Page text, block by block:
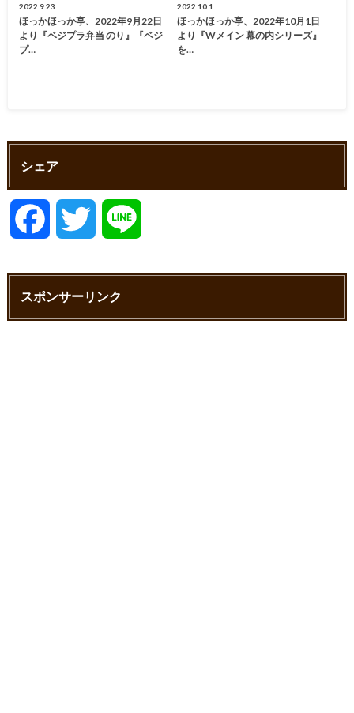
2022.9.23
ほっかほっか亭、2022年9月22日
より『ベジプラ弁当 のり』『ベジ
プ…
2022.10.1
ほっかほっか亭、2022年10月1日
より『Wメイン 幕の内シリーズ』
を…
シェア
c i
スポンサーリンク